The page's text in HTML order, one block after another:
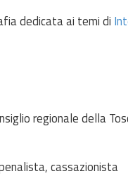
dedicata ai temi di
regionale della
cassazionista